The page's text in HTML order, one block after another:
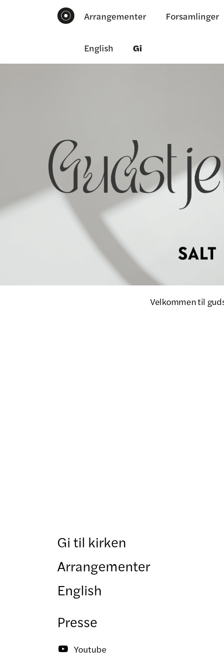
Arrangementer Forsamlinger
English Gi
Velkommen til
Gi til kirken
Arrangementer
English
Presse

Youtube